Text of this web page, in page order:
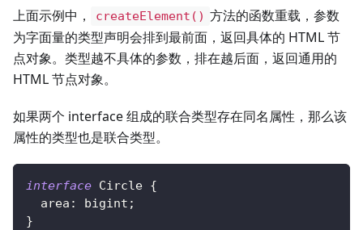
上面示例中， createElement() 方法的函数重载，参数
为字面量的类型声明会排到最前面，返回具体的 HTML 节
点对象。类型越不具体的参数，排在越后面，返回通用的
HTML 节点对象。
如果两个 interface 组成的联合类型存在同名属性，那么该
属性的类型也是联合类型。
interface Circle {
  area
: bigint ;
}